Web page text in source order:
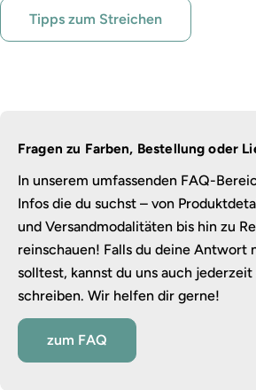
Tipps zum Streichen
Fragen zu Farben, Bestellung oder
In unserem umfassenden FAQ-
Infos die du suchst – von
und Versandmodalitäten bis hin zu
reinschauen! Falls du deine Antwort
solltest, kannst du uns auch
schreiben. Wir helfen dir gerne!
zum FAQ